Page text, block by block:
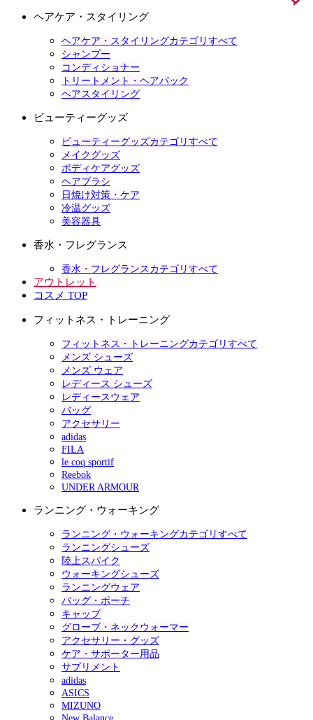
ヘアケア・スタイリング
ヘアケア・スタイリングカテゴリすべて
シャンプー
コンディショナー
トリートメント・ヘアパック
ヘアスタイリング
ビューティーグッズ
ビューティーグッズカテゴリすべて
メイクグッズ
ボディケアグッズ
ヘアブラシ
日焼け対策・ケア
冷温グッズ
美容器具
香水・フレグランス
香水・フレグランスカテゴリすべて
アウトレット
コスメ TOP
フィットネス・トレーニング
フィットネス・トレーニングカテゴリすべて
メンズ シューズ
メンズ ウェア
レディース シューズ
レディースウェア
バッグ
アクセサリー
adidas
FILA
le coq sportif
Reebok
UNDER ARMOUR
ランニング・ウォーキング
ランニング・ウォーキングカテゴリすべて
ランニングシューズ
陸上スパイク
ウォーキングシューズ
ランニングウェア
バッグ・ポーチ
キャップ
グローブ・ネックウォーマー
アクセサリー・グッズ
ケア・サポーター用品
サプリメント
adidas
ASICS
MIZUNO